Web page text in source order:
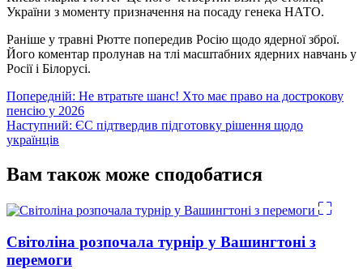
України з моменту призначення на посаду генека НАТО.
Раніше у травні Рютте попередив Росію щодо ядерної зброї.
Його коментар пролунав на тлі масштабних ядерних навчань у
Росії і Білорусі.
Навігація
записів
Попередній: Не втратьте шанс! Хто має право на дострокову
пенсію у 2026
Наступний: ЄС підтвердив підготовку рішення щодо
українців
Вам також може сподобатися
Світоліна розпочала турнір у Вашингтоні з
перемоги